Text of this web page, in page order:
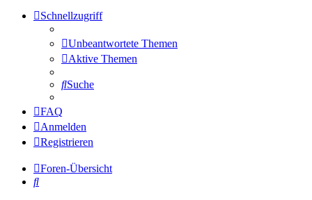
Schnellzugriff
Unbeantwortete Themen
Aktive Themen
Suche
FAQ
Anmelden
Registrieren
Foren-Übersicht
Suche